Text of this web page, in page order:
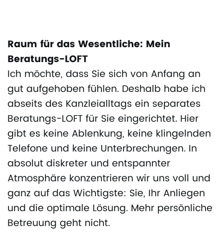
Raum für das Wesentliche: Mein
Beratungs-LOFT
Ich möchte, dass Sie sich von Anfang an
gut aufgehoben fühlen. Deshalb habe ich
abseits des Kanzleialltags ein separates
Beratungs-LOFT für Sie eingerichtet. Hier
gibt es keine Ablenkung, keine klingelnden
Telefone und keine Unterbrechungen. In
absolut diskreter und entspannter
Atmosphäre konzentrieren wir uns voll und
ganz auf das Wichtigste: Sie, Ihr Anliegen
und die optimale Lösung. Mehr persönliche
Betreuung geht nicht.